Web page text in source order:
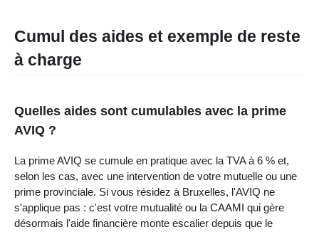
Cumul des aides et exemple de reste
à charge
Quelles aides sont cumulables avec la prime
AVIQ ?
La prime AVIQ se cumule en pratique avec la TVA à 6 % et,
selon les cas, avec une intervention de votre mutuelle ou une
prime provinciale. Si vous résidez à Bruxelles, l'AVIQ ne
s'applique pas : c'est votre mutualité ou la CAAMI qui gère
désormais l'aide financière monte escalier depuis que le